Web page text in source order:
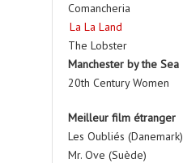
Comancheria
La La Land
The Lobster
Manchester by the Sea
20th Century Women
Meilleur film étranger
Les Oubliés (Danemark)
Mr. Ove (Suède)